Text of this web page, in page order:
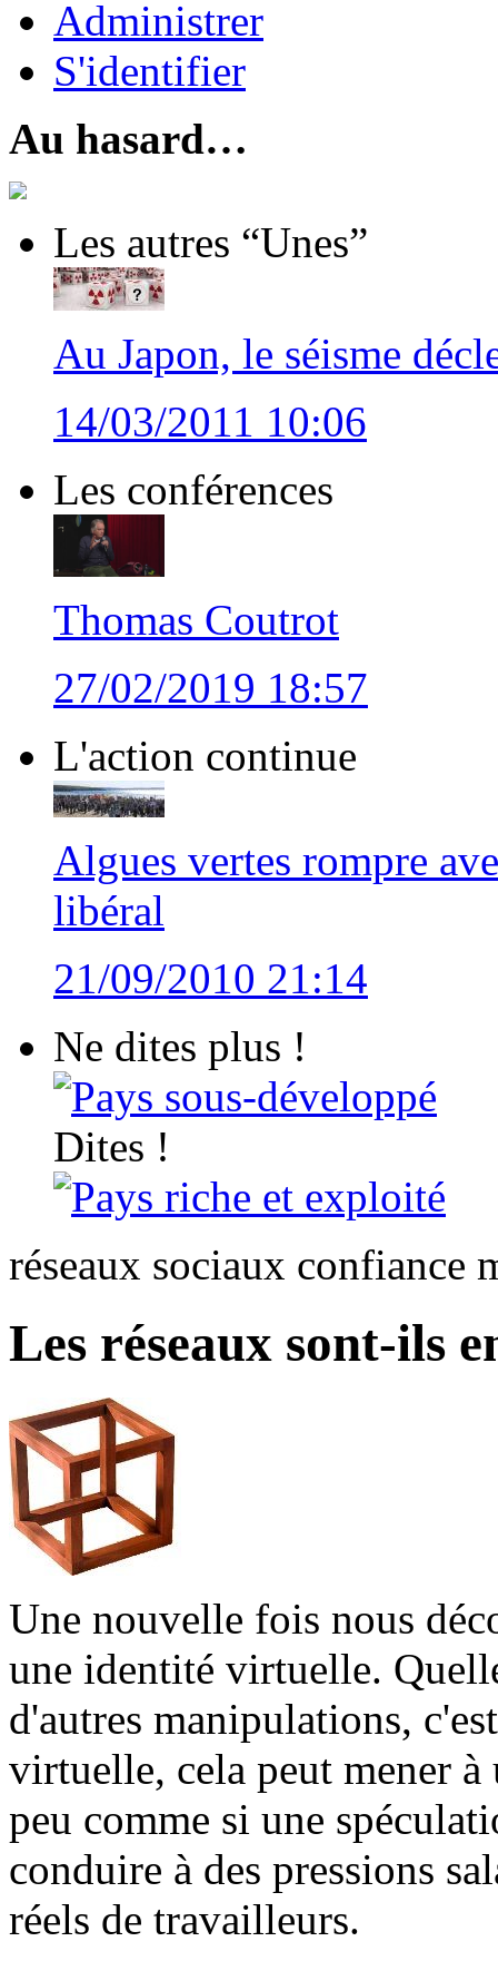
Administrer
S'identifier
Au hasard…
Les autres “Unes”
Au Japon, le séisme
14/03/2011 10:06
Les conférences
Thomas Coutrot
27/02/2019 18:57
L'action continue
Algues vertes rompre
libéral
21/09/2010 21:14
Ne dites plus !
Pays sous-développé
Dites !
Pays riche et exploité
réseaux sociaux confiance
Les réseaux sont-ils
Une nouvelle fois nous
une identité virtuelle.
d'autres manipulations,
virtuelle, cela peut mener
peu comme si une
conduire à des pressions
réels de travailleurs.